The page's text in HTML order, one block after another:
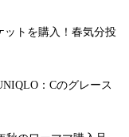
ットを購入！春気分投
：Cのグレース